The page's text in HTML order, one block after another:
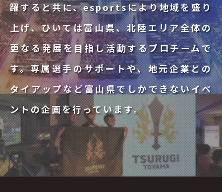
躍すると共に、esportsにより地域を盛り
上げ、ひいては富山県、北陸エリア全体の
更なる発展を目指し活動するプロチームで
す。専属選手のサポートや、地元企業との
タイアップなど富山県でしかできないイベ
ントの企画を行っています。